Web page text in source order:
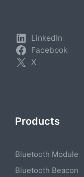
LinkedIn
Facebook
X
Products
Bluetooth Module
Bluetooth Beacon